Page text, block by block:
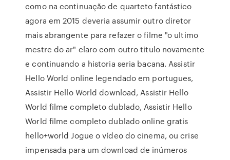
como na continuação de quarteto fantástico
agora em 2015 deveria assumir outro diretor
mais abrangente para refazer o filme "o ultimo
mestre do ar" claro com outro titulo novamente
e continuando a historia seria bacana. Assistir
Hello World online legendado em portugues,
Assistir Hello World download, Assistir Hello
World filme completo dublado, Assistir Hello
World filme completo dublado online gratis
hello+world Jogue o vídeo do cinema, ou crise
impensada para um download de inúmeros